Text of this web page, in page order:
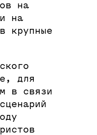
на
на
крупные
для
в связи